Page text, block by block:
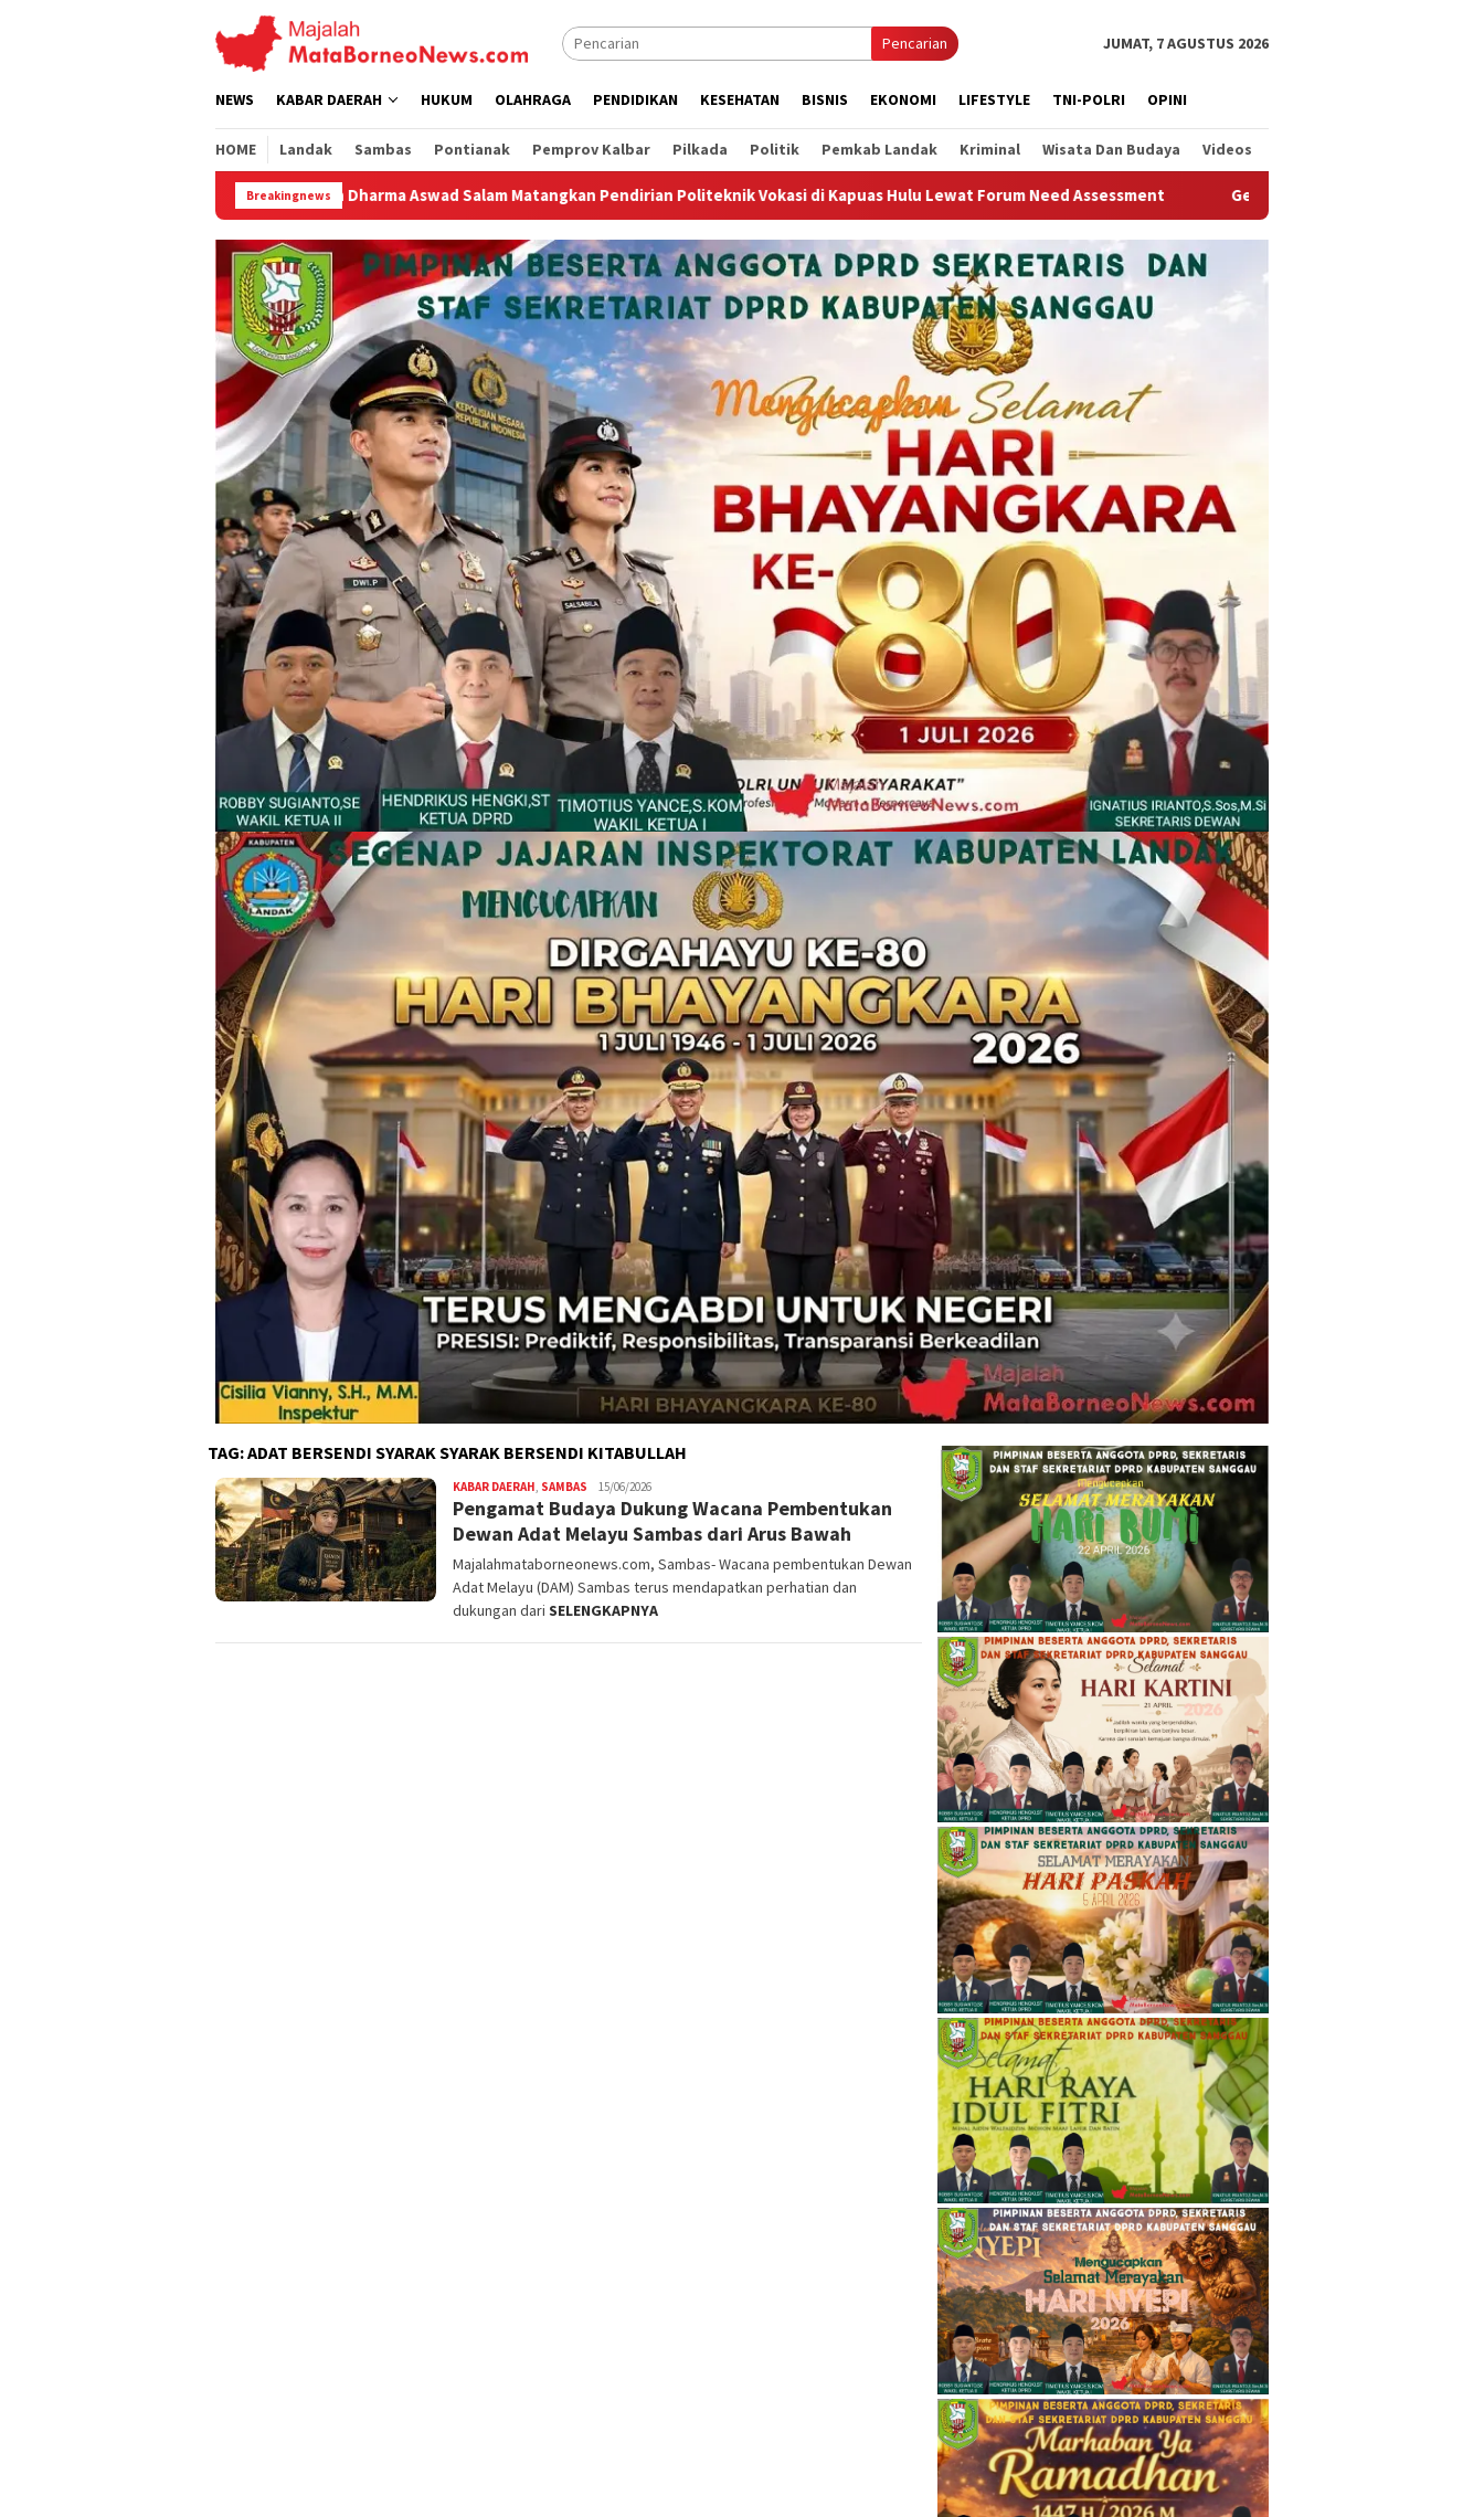
Pencarian JUMAT, 7 AGUSTUS 2026
NEWS KABAR DAERAH HUKUM OLAHRAGA PENDIDIKAN KESEHATAN BISNIS EKONOMI LIFESTYLE TNI-POLRI OPINI
HOME Landak Sambas Pontianak Pemprov Kalbar Pilkada Politik Pemkab Landak Kriminal Wisata Dan Budaya Videos
Breakingnews
Yayasan Dharma Aswad Salam Matangkan Pendirian Politeknik Vokasi di Kapuas Hulu Lewat Forum Need Assessment Gerakan Indonesia Asri di Pasar Tebas: Kolaborasi Ormas Dorong
TAG:ADAT BERSENDI SYARAK SYARAK BERSENDI KITABULLAH
KABAR DAERAH, SAMBAS Nopriyanto
15/06/2026
Pengamat Budaya Dukung Wacana Pembentukan
Dewan Adat Melayu Sambas dari Arus Bawah
Majalahmataborneonews.com, Sambas- Wacana pembentukan Dewan
Adat Melayu (DAM) Sambas terus mendapatkan perhatian dan
dukungan dari SELENGKAPNYA